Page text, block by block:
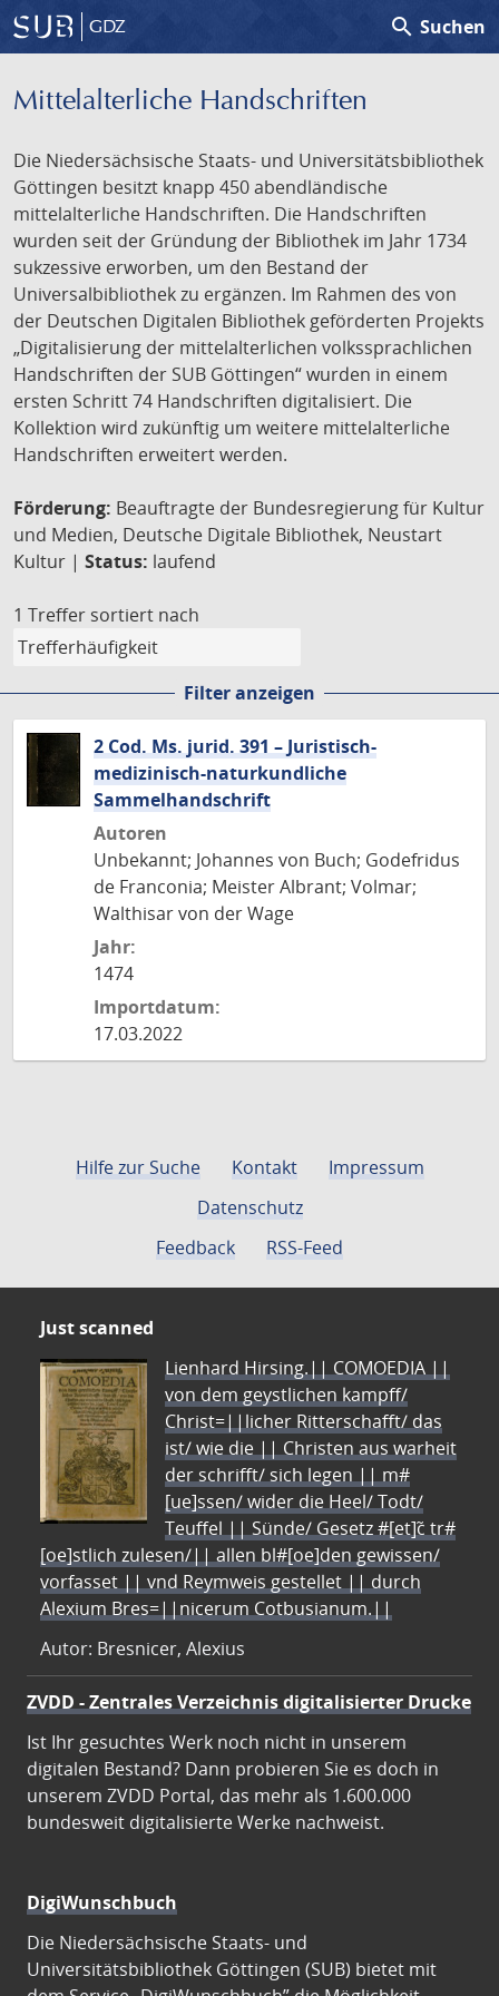
GDZ search Suchen
Mittelalterliche Handschriften
Die Niedersächsische Staats- und Universitätsbibliothek
Göttingen besitzt knapp 450 abendländische
mittelalterliche Handschriften. Die Handschriften
wurden seit der Gründung der Bibliothek im Jahr 1734
sukzessive erworben, um den Bestand der
Universalbibliothek zu ergänzen. Im Rahmen des von
der Deutschen Digitalen Bibliothek geförderten Projekts
„Digitalisierung der mittelalterlichen volkssprachlichen
Handschriften der SUB Göttingen“ wurden in einem
ersten Schritt 74 Handschriften digitalisiert. Die
Kollektion wird zukünftig um weitere mittelalterliche
Handschriften erweitert werden.
Förderung: Beauftragte der Bundesregierung für Kultur
und Medien, Deutsche Digitale Bibliothek, Neustart
Kultur | Status: laufend
1 Treffer sortiert nach
Filter anzeigen
2 Cod. Ms. jurid. 391 – Juristisch-
medizinisch-naturkundliche
Sammelhandschrift
Autoren
Unbekannt; Johannes von Buch; Godefridus
de Franconia; Meister Albrant; Volmar;
Walthisar von der Wage
Jahr:
1474
Importdatum:
17.03.2022
Hilfe zur Suche Kontakt
Impressum
Datenschutz
Feedback
RSS-Feed
Just scanned
Lienhard Hirsing.|| COMOEDIA ||
von dem geystlichen kampff/
Christ=||licher Ritterschafft/ das
ist/ wie die || Christen aus warheit
der schrifft/ sich legen || m#
[ue]ssen/ wider die Heel/ Todt/
Teuffel || Sünde/ Gesetz #[et]c̃ tr#
[oe]stlich zulesen/|| allen bl#[oe]den gewissen/
vorfasset || vnd Reymweis gestellet || durch
Alexium Bres=||nicerum Cotbusianum.||
Autor: Bresnicer, Alexius
ZVDD - Zentrales Verzeichnis digitalisierter Drucke
Ist Ihr gesuchtes Werk noch nicht in unserem
digitalen Bestand? Dann probieren Sie es doch in
unserem ZVDD Portal, das mehr als 1.600.000
bundesweit digitalisierte Werke nachweist.
DigiWunschbuch
Die Niedersächsische Staats- und
Universitätsbibliothek Göttingen (SUB) bietet mit